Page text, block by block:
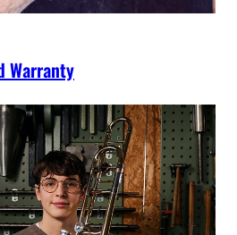
Warranty